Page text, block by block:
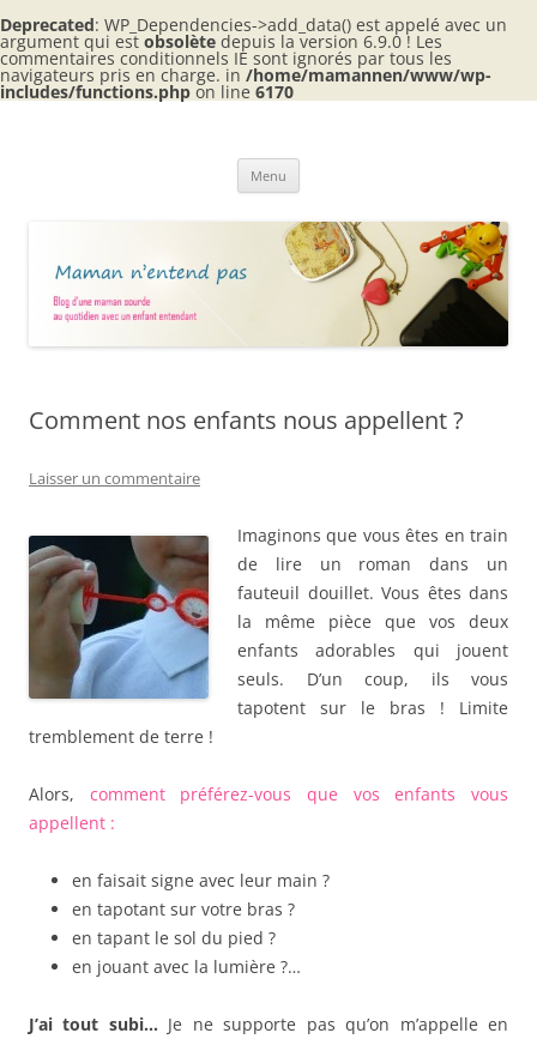
Deprecated: WP_Dependencies->add_data() est appelé avec un
argument qui est obsolète depuis la version 6.9.0 ! Les
commentaires conditionnels IE sont ignorés par tous les
navigateurs pris en charge. in /home/mamannen/www/wp-
includes/functions.php on line 6170
Aller
Menu
Comment nos enfants nous appellent ?
Laisser un commentaire
Imaginons que vous êtes en train
de lire un roman dans un
fauteuil douillet. Vous êtes dans
la même pièce que vos deux
enfants adorables qui jouent
seuls. D’un coup, ils vous
tapotent sur le bras ! Limite
tremblement de terre !
Alors, comment préférez-vous que vos enfants vous
appellent :
en faisait signe avec leur main ?
en tapotant sur votre bras ?
en tapant le sol du pied ?
en jouant avec la lumière ?…
J’ai tout subi… Je ne supporte pas qu’on m’appelle en